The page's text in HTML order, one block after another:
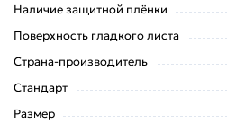
Наличие защитной плёнки
Поверхность гладкого листа
Страна-производитель
Стандарт
Размер